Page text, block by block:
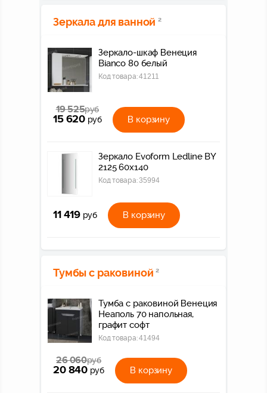
Зеркала для ванной 2
Зеркало-шкаф Венеция
Bianco 80 белый
Код товара:41211
19 525руб
15 620 руб В корзину
Зеркало Evoform Ledline BY
2125 60x140
Код товара:35994
11 419 руб В корзину
Тумбы с раковиной 2
Тумба с раковиной Венеция
Неаполь 70 напольная,
графит софт
Код товара:41494
26 060руб
20 840 руб В корзину